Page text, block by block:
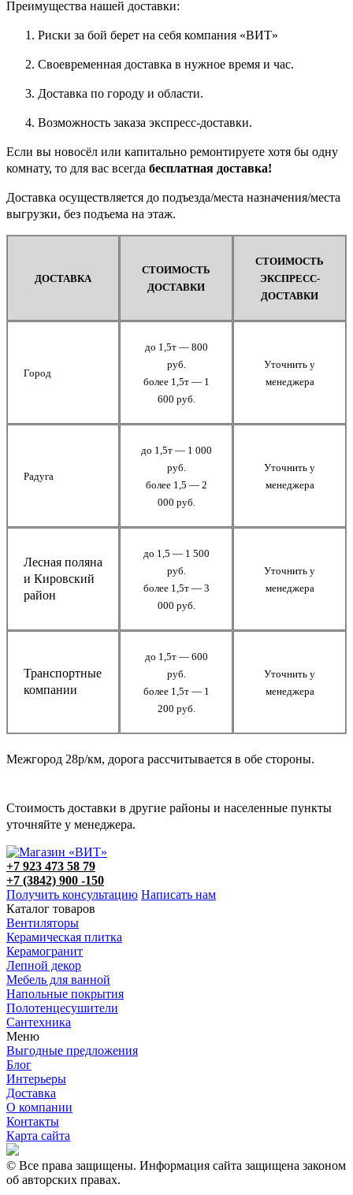
Преимущества нашей доставки:
Риски за бой берет на себя компания «ВИТ»
Своевременная доставка в нужное время и час.
Доставка по городу и области.
Возможность заказа экспресс-доставки.
Если вы новосёл или капитально ремонтируете хотя бы одну
комнату, то для вас всегда бесплатная доставка!
Доставка осуществляется до подъезда/места назначения/места
выгрузки, без подъема на этаж.
ДОСТАВКА
СТОИМОСТЬ
ДОСТАВКИ
СТОИМОСТЬ
ЭКСПРЕСС-
ДОСТАВКИ
Город
до 1,5т — 800
руб.
более 1,5т — 1
600 руб.
Уточнить у
менеджера
Радуга
до 1,5т — 1 000
руб.
более 1,5 — 2
000 руб.
Уточнить у
менеджера
Лесная поляна
и Кировский
район
до 1,5 — 1 500
руб.
более 1,5т — 3
000 руб.
Уточнить у
менеджера
Транспортные
компании
до 1,5т — 600
руб.
более 1,5т — 1
200 руб.
Уточнить у
менеджера
Межгород 28р/км, дорога рассчитывается в обе стороны.
Стоимость доставки в другие районы и населенные пункты
уточняйте у менеджера.
+7 923 473 58 79
+7 (3842) 900 -150
Получить консультацию Написать нам
Каталог товаров
Вентиляторы
Керамическая плитка
Керамогранит
Лепной декор
Мебель для ванной
Напольные покрытия
Полотенцесушители
Сантехника
Меню
Выгодные предложения
Блог
Интерьеры
Доставка
О компании
Контакты
Карта сайта
© Все права защищены. Информация сайта защищена законом
об авторских правах.